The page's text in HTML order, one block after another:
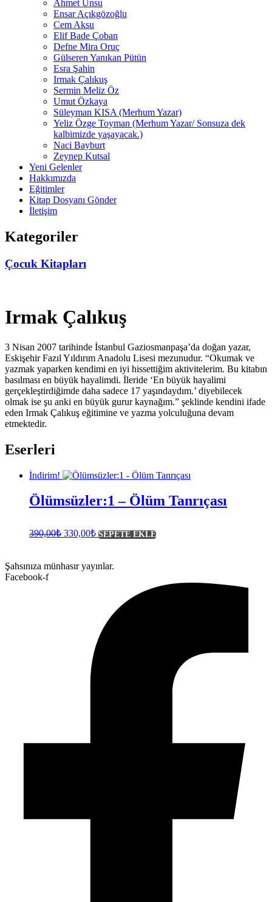
Ahmet Unsu
Ensar Açıkgözoğlu
Cem Aksu
Elif Bade Çoban
Defne Mira Oruç
Gülseren Yanıkan Pütün
Esra Şahin
Irmak Çalıkuş
Sermin Meliz Öz
Umut Özkaya
Süleyman KISA (Merhum Yazar)
Yeliz Özge Toyman (Merhum Yazar/ Sonsuza dek
kalbimizde yaşayacak.)
Naci Bayburt
Zeynep Kutsal
Yeni Gelenler
Hakkımızda
Eğitimler
Kitap Dosyanı Gönder
İletişim
Kategoriler
Çocuk Kitapları
Irmak Çalıkuş
3 Nisan 2007 tarihinde İstanbul Gaziosmanpaşa’da doğan yazar,
Eskişehir Fazıl Yıldırım Anadolu Lisesi mezunudur. “Okumak ve
yazmak yaparken kendimi en iyi hissettiğim aktivitelerim. Bu kitabın
basılması en büyük hayalimdi. İleride ‘En büyük hayalimi
gerçekleştirdiğimde daha sadece 17 yaşındaydım.’ diyebilecek
olmak ise şu anki en büyük gurur kaynağım.” şeklinde kendini ifade
eden Irmak Çalıkuş eğitimine ve yazma yolculuğuna devam
etmektedir.
Eserleri
İndirim!
Ölümsüzler:1 – Ölüm Tanrıçası
390,00₺fiyat:
330,00₺andaki
330,00₺.
SEPETE EKLE
Şahsınıza münhasır yayınlar.
Facebook-f